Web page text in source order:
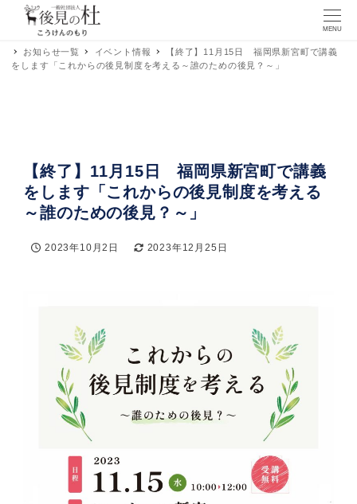
MENU
お知らせ一覧 イベント情報
【終了】11月15日 福岡県新宮町で講義
をします「これからの後見制度を考える～誰のための後見？～」
【終了】11月15日 福岡県新宮町で講義
をします「これからの後見制度を考える
～誰のための後見？～」
投稿日
2023年10月2日
更新日
2023年12月25日